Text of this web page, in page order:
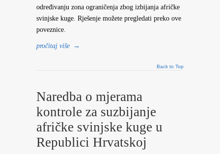
određivanju zona ograničenja zbog izbijanja afričke
svinjske kuge. Rješenje možete pregledati preko ove
poveznice.
pročitaj više →
Back to Top
Naredba o mjerama
kontrole za suzbijanje
afričke svinjske kuge u
Republici Hrvatskoj